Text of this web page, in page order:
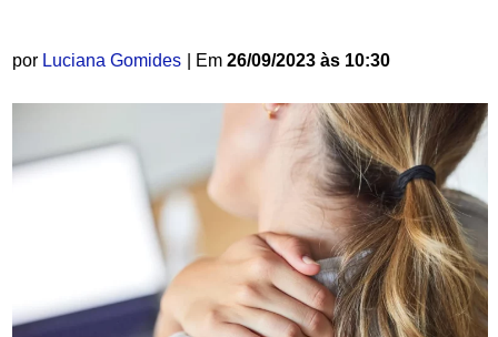
por Luciana Gomides | Em 26/09/2023 às 10:30